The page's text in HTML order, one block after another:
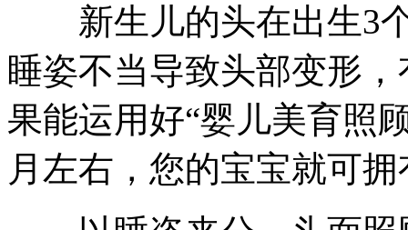
新生儿的头在出生3个
睡姿不当导致头部变形
果能运用好“婴儿美育照
月左右，您的宝宝就可